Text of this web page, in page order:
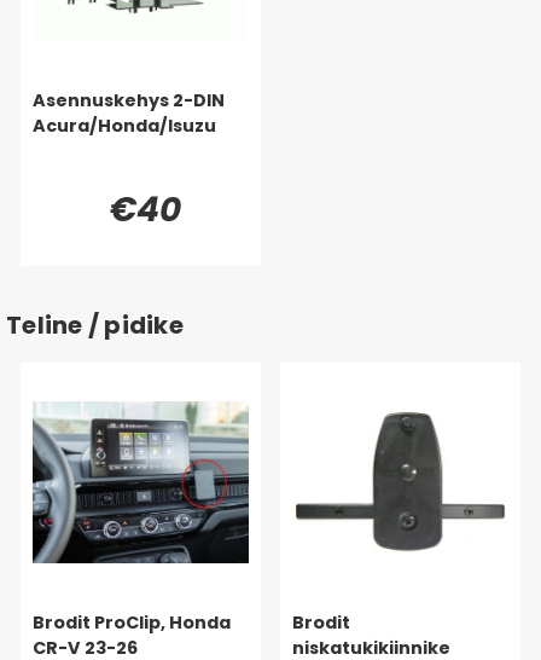
Asennuskehys 2-DIN
Acura/Honda/Isuzu
€40
Teline / pidike
Brodit ProClip, Honda
CR-V 23-26
Brodit
niskatukikiinnike